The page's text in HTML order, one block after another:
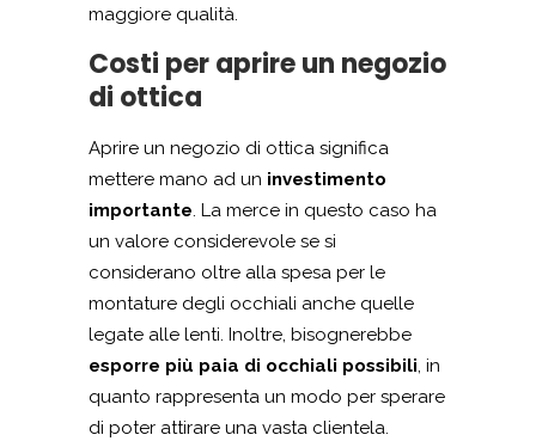
maggiore qualità.
Costi per aprire un negozio
di ottica
Aprire un negozio di ottica significa
mettere mano ad un investimento
importante. La merce in questo caso ha
un valore considerevole se si
considerano oltre alla spesa per le
montature degli occhiali anche quelle
legate alle lenti. Inoltre, bisognerebbe
esporre più paia di occhiali possibili, in
quanto rappresenta un modo per sperare
di poter attirare una vasta clientela.